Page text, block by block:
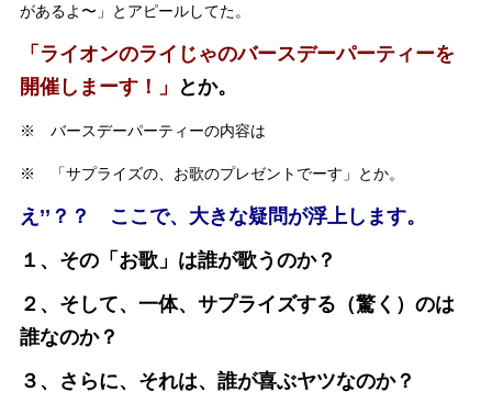
があるよ〜」とアピールしてた。
「ライオンのライじゃのバースデーパーティーを
開催しまーす！」
とか。
※ バースデーパーティーの内容は
※ 「サプライズの、お歌のプレゼントでーす」とか。
え’’？？ ここで、大きな疑問が浮上します。
１、その「お歌」は誰が歌うのか？
２、そして、一体、サプライズする（驚く）のは
誰なのか？
３、さらに、それは、誰が喜ぶヤツなのか？